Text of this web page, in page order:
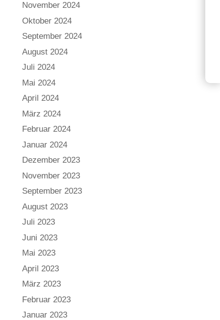
November 2024
Oktober 2024
September 2024
August 2024
Juli 2024
Mai 2024
April 2024
März 2024
Februar 2024
Januar 2024
Dezember 2023
November 2023
September 2023
August 2023
Juli 2023
Juni 2023
Mai 2023
April 2023
März 2023
Februar 2023
Januar 2023